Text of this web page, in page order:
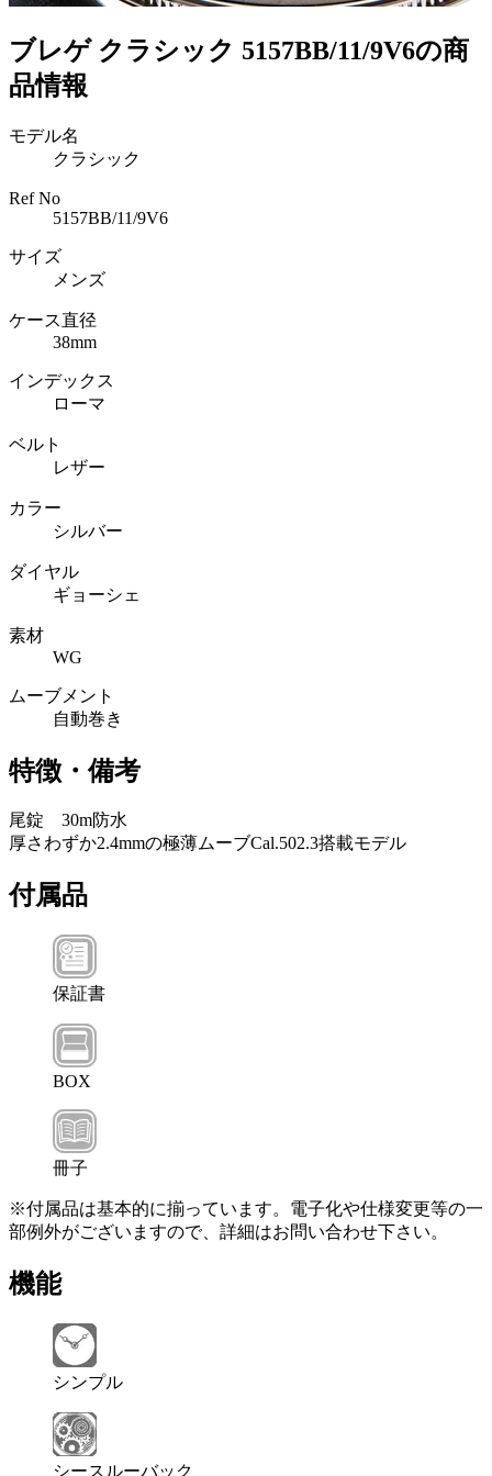
ブレゲ クラシック 5157BB/11/9V6の商
品情報
モデル名
クラシック
Ref No
5157BB/11/9V6
サイズ
メンズ
ケース直径
38mm
インデックス
ローマ
ベルト
レザー
カラー
シルバー
ダイヤル
ギョーシェ
素材
WG
ムーブメント
自動巻き
特徴・備考
尾錠 30m防水
厚さわずか2.4mmの極薄ムーブCal.502.3搭載モデル
付属品
保証書
BOX
冊子
※付属品は基本的に揃っています。電子化や仕様変更等の一
部例外がございますので、詳細はお問い合わせ下さい。
機能
シンプル
シースルーバック